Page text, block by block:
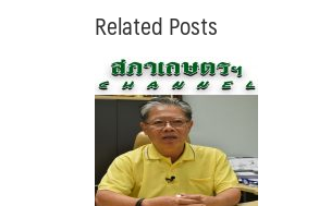
Related Posts